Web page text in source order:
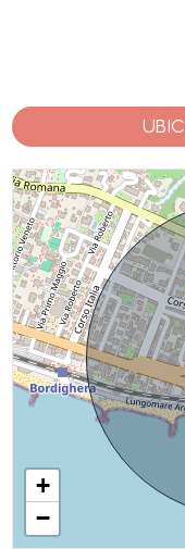
+
−